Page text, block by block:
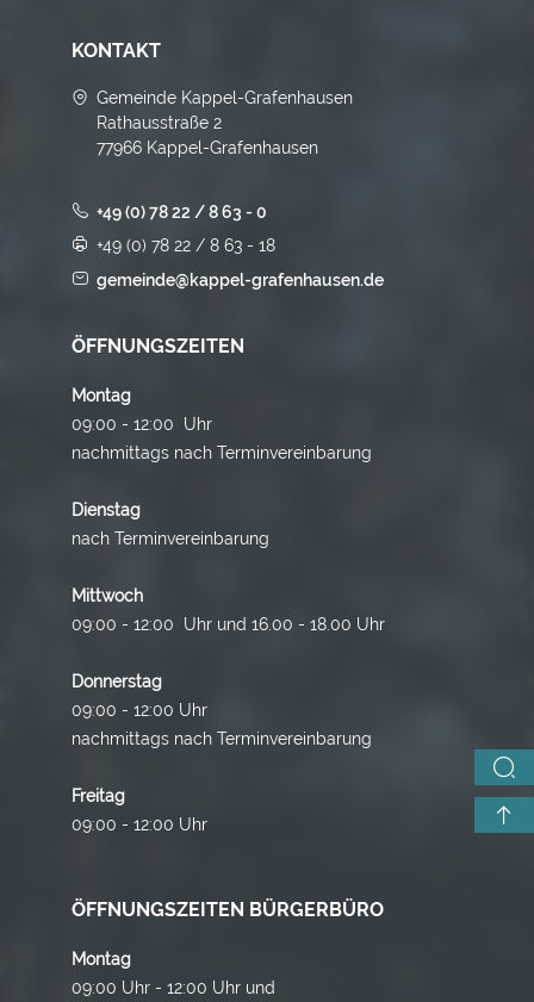
KONTAKT
Gemeinde Kappel-Grafenhausen
Rathausstraße 2
77966 Kappel-Grafenhausen
+49 (0) 78 22 / 8 63 - 0
+49 (0) 78 22 / 8 63 - 18
gemeinde@kappel-grafenhausen.de
ÖFFNUNGSZEITEN
Montag
09:00 - 12:00 Uhr
nachmittags nach Terminvereinbarung
Dienstag
nach Terminvereinbarung
Mittwoch
09:00 - 12:00 Uhr und 16.00 - 18.00 Uhr
Donnerstag
09:00 - 12:00 Uhr
nachmittags nach Terminvereinbarung
Freitag
09:00 - 12:00 Uhr
ÖFFNUNGSZEITEN BÜRGERBÜRO
Montag
09:00 Uhr - 12:00 Uhr und